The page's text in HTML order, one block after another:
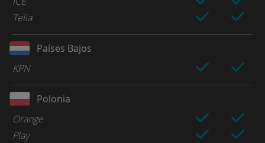
Telia
Países Bajos
KPN
Polonia
Orange
Play